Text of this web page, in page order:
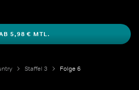
5,98 € MTL.
Staffel 3 Folge 6